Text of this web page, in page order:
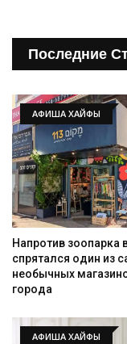
Последние
АФИША ХАЙФЫ
Напротив зоопарка
спрятался один из
необычных
города
АФИША ХАЙФЫ